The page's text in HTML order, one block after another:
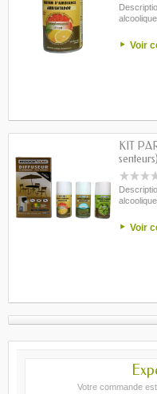
Voir
KIT
senteurs)
Voir
Votre commande